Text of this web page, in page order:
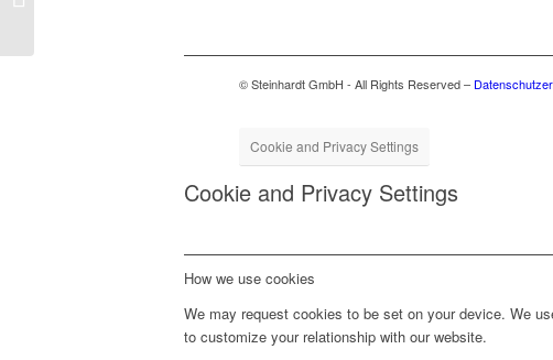
© Steinhardt GmbH - All Rights Reserved –
Cookie and Privacy Settings
Cookie and Privacy Settings
How we use cookies
We may request cookies to be set on your device. We
to customize your relationship with our website.